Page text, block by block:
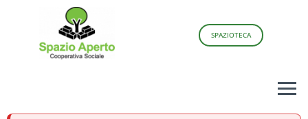
SPAZIOTECA